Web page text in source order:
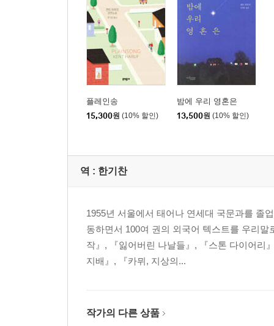
플레인송
15,300원 (10% 할인)
밤에 우리 영혼은
13,500원 (10% 할인)
역 : 한기찬
1955년 서울에서 태어나 연세대 국문과를 졸
동하면서 100여 권의 외국어 텍스트를 우리
작』, 『잃어버린 나날들』, 『스톤 다이어리
지배』, 『카뮈, 지상의...
작가의 다른 상품